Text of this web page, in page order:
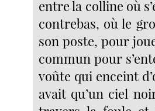
entre la colline où
contrebas, où le
son poste, pour
commun pour
voûte qui enceint
avait qu’un ciel